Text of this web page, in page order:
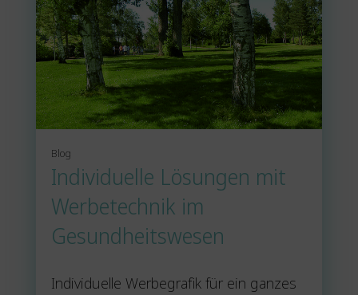
Blog
Individuelle Lösungen mit
Werbetechnik im
Gesundheitswesen
Individuelle Werbegrafik für ein ganzes